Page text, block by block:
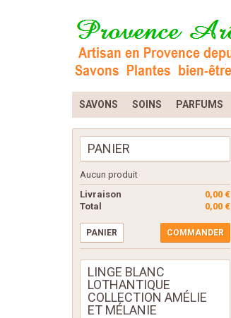
SAVONS SOINS PARFUMS
PANIER
Aucun produit
0,00 €
Livraison
0,00 €
Total
PANIER COMMANDER
LINGE BLANC
LOTHANTIQUE
COLLECTION AMÉLIE
ET MÉLANIE